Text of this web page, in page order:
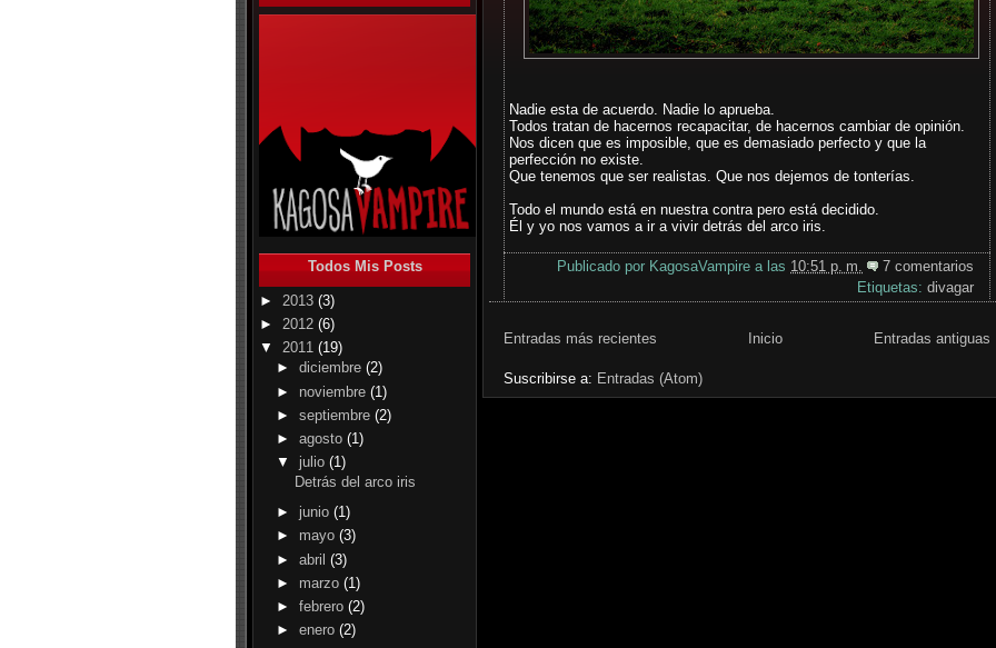
Todos Mis Posts
► 2013 (3)
► 2012 (6)
▼ 2011 (19)
►diciembre(2)
► noviembre(1)
►septiembre(2)
►agosto(1)
▼ julio(1)
Detrás del arco iris
► junio(1)
► mayo(3)
►abril(3)
► marzo(1)
►febrero(2)
►enero(2)
Nadie esta de acuerdo. Nadie lo aprueba.
Todos tratan de hacernos recapacitar, de hacernos cambiar de opinión.
Nos dicen que es imposible, que es demasiado perfecto y que la
perfección no existe.
Que tenemos que ser realistas. Que nos dejemos de tonterías.
Todo el mundo está en nuestra contra pero está decidido.
Él y yo nos vamos a ir a vivir detrás del arco iris.
Publicado por KagosaVampire a las 10:51 p. m.
7 comentarios
Etiquetas: divagar
Entradas más recientes Entradas antiguas
Inicio
Suscribirse a: Entradas (Atom)